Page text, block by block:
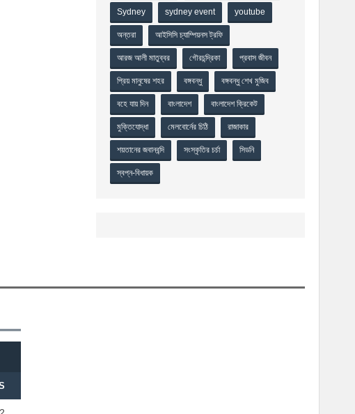
Sydney sydney event youtube
অন্তরা আইসিসি চ্যাম্পিয়নস ট্রফি
আরজ আলী মাতুব্বর গৌরচন্দ্রিকা প্রবাস জীবন
প্রিয় মানুষের শহর বঙ্গবন্ধু বঙ্গবন্ধু শেখ মুজিব
বহে যায় দিন বাংলাদেশ বাংলাদেশ ক্রিকেট
মুক্তিযোদ্ধা মেলবোর্নের চিঠি রাজাকার
শয়তানের জবানবন্দি সংস্কৃতির চর্চা সিডনি
স্বপ্ন-বিধায়ক